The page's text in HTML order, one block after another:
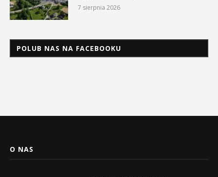
7 sierpnia 2026
POLUB NAS NA FACEBOOKU
O NAS